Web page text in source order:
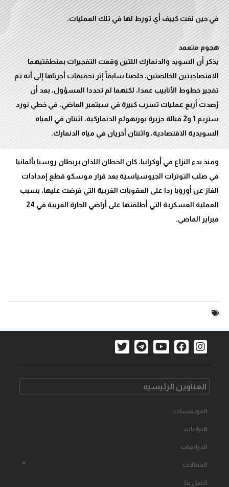
يذكر أن السويد والدنمارك اللتين وقعت التفجيرات بمنطقتيهما
الاقتصاديتين الخالصتين، خلصتا سابقاً إثر تحقيقات أجرتاها إلى أنه تم
تفجير خطوط الأنابيب عمدا، لكنهما لم تحددا المسؤول، بعد أن
رُصدت أربع عمليات تسرب كبيرة في سبتمبر الماضي، في خطي نورد
ستريم 1 و2 قبالة جزيرة بورنهولم الدنماركية، اثنتان في المياه
ومنذ بدء النزاع في أوكرانيا، كان الخطان اللذان يربطان روسيا بألمانيا
في صلب التوترات الجيوسياسية بعد قرار موسكو قطع إمدادات
الغاز عن أوروبا ردا على العقوبات الغربية التي فرضت عليها، بسبب
العملية العسكرية التي أطلقتها على أراضي الجارة الغربية في 24
العناوین الرئیسیه
الموسسات
البیانیات
الدراسات
المقالات
اتصل بنا